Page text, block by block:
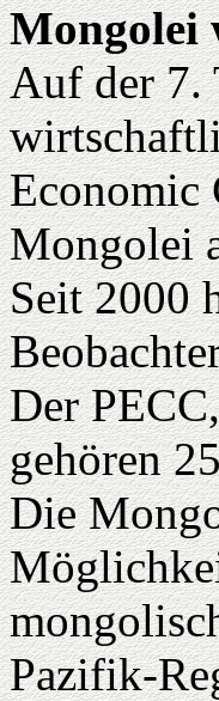
Mongolei
Auf der 7.
Economic
Mongolei
Seit 2000
Der
gehören
Die
Pazifik-